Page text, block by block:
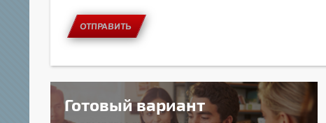
ОТПРАВИТЬ
Готовый вариант